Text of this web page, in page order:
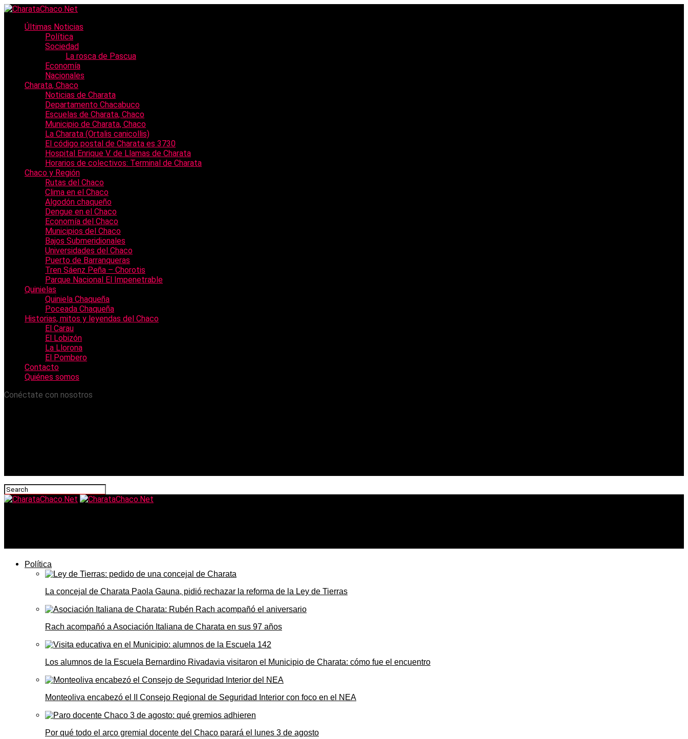
Últimas Noticias
Política
Sociedad
La rosca de Pascua
Economía
Nacionales
Charata, Chaco
Noticias de Charata
Departamento Chacabuco
Escuelas de Charata, Chaco
Municipio de Charata, Chaco
La Charata (Ortalis canicollis)
El código postal de Charata es 3730
Hospital Enrique V. de Llamas de Charata
Horarios de colectivos: Terminal de Charata
Chaco y Región
Rutas del Chaco
Clima en el Chaco
Algodón chaqueño
Dengue en el Chaco
Economía del Chaco
Municipios del Chaco
Bajos Submeridionales
Universidades del Chaco
Puerto de Barranqueras
Tren Sáenz Peña – Chorotis
Parque Nacional El Impenetrable
Quinielas
Quiniela Chaqueña
Poceada Chaqueña
Historias, mitos y leyendas del Chaco
El Carau
El Lobizón
La Llorona
El Pombero
Contacto
Quiénes somos
Conéctate con nosotros
Política
La concejal de Charata Paola Gauna, pidió rechazar la reforma de la Ley de Tierras
Rach acompañó a Asociación Italiana de Charata en sus 97 años
Los alumnos de la Escuela Bernardino Rivadavia visitaron el Municipio de Charata: cómo fue el encuentro
Monteoliva encabezó el II Consejo Regional de Seguridad Interior con foco en el NEA
Por qué todo el arco gremial docente del Chaco parará el lunes 3 de agosto